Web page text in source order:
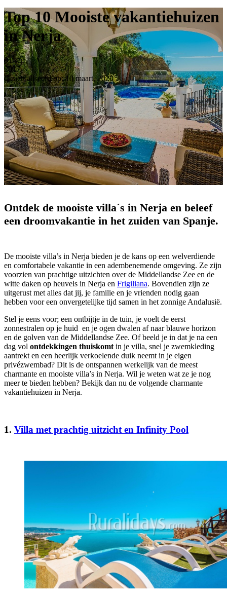
Top 10 Mooiste vakantiehuizen
in Nerja
01 sep
2017
Geactualiseerd op: 10 maart, 2020
Ontdek de mooiste villa´s in Nerja en beleef
een droomvakantie in het zuiden van Spanje.
De mooiste villa’s in Nerja bieden je de kans op een welverdiende
en comfortabele vakantie in een adembenemende omgeving. Ze zijn
voorzien van prachtige uitzichten over de Middellandse Zee en de
witte daken op heuvels in Nerja en Frigiliana. Bovendien zijn ze
uitgerust met alles dat jij, je familie en je vrienden nodig gaan
hebben voor een onvergetelijke tijd samen in het zonnige Andalusië.
Stel je eens voor; een ontbijtje in de tuin, je voelt de eerst
zonnestralen op je huid en je ogen dwalen af naar blauwe horizon
en de golven van de Middellandse Zee. Of beeld je in dat je na een
dag vol ontdekkingen thuiskomt in je villa, snel je zwemkleding
aantrekt en een heerlijk verkoelende duik neemt in je eigen
privézwembad? Dit is de ontspannen werkelijk van de meest
charmante en mooiste villa’s in Nerja. Wil je weten wat ze je nog
meer te bieden hebben? Bekijk dan nu de volgende charmante
vakantiehuizen in Nerja.
1. Villa met prachtig uitzicht en Infinity Pool